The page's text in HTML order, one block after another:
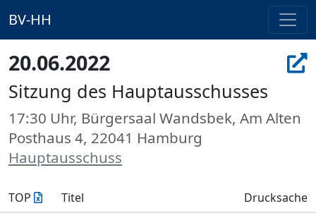
BV-HH
20.06.2022
Sitzung des Hauptausschusses
17:30 Uhr, Bürgersaal Wandsbek, Am Alten
Posthaus 4, 22041 Hamburg
Hauptausschuss
TOP Titel Drucksache